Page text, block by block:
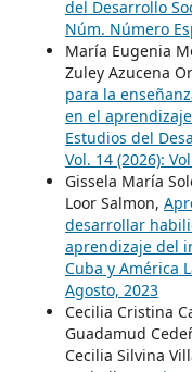
del Desarrollo
Núm. Número
María Eugenia
Zuley Azucena
para la
en el
Estudios del
Vol. 14 (2026):
Gissela María
Loor Salmon,
desarrollar
aprendizaje del
Cuba y América
Agosto, 2023
Cecilia Cristina
Guadamud
Cecilia Silvina